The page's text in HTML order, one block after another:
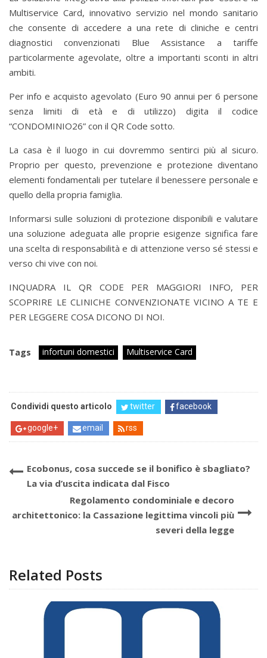
Multiservice Card, innovativo servizio nel mondo sanitario
che consente di accedere a una rete di cliniche e centri
diagnostici convenzionati Blue Assistance a tariffe
particolarmente agevolate, oltre a importanti sconti in altri
ambiti.
Per info e acquisto agevolato (Euro 90 annui per 6 persone
senza limiti di età e di utilizzo) digita il codice
“CONDOMINIO26” con il QR Code sotto.
La casa è il luogo in cui dovremmo sentirci più al sicuro.
Proprio per questo, prevenzione e protezione diventano
elementi fondamentali per tutelare il benessere personale e
quello della propria famiglia.
Informarsi sulle soluzioni di protezione disponibili e valutare
una soluzione adeguata alle proprie esigenze significa fare
una scelta di responsabilità e di attenzione verso sé stessi e
verso chi vive con noi.
INQUADRA IL QR CODE PER MAGGIORI INFO, PER
SCOPRIRE LE CLINICHE CONVENZIONATE VICINO A TE E
PER LEGGERE COSA DICONO DI NOI.
Tags infortuni domestici Multiservice Card
Condividi questo articolo twitter facebook
google+ email rss
Ecobonus, cosa succede se il bonifico è sbagliato?
La via d’uscita indicata dal Fisco
Regolamento condominiale e decoro
architettonico: la Cassazione legittima vincoli più
severi della legge
Related Posts